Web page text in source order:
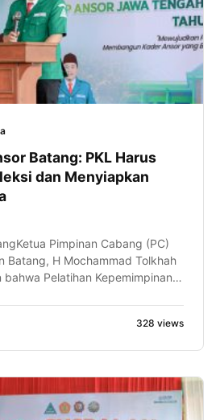
Batang: PKL Harus
dan Menyiapkan
Pimpinan Cabang (PC)
Batang, H Mochammad Tolkhah
bahwa Pelatihan Kepemimpinan
dan kemampuan
Kursus Banser Lanjutan
[…]
328 views